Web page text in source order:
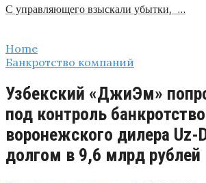
С управляющего взыскали убытки, …
Home
Банкротство компаний
Узбекский «ДжиЭм»
под контроль банкротство
воронежского дилера Uz-
долгом в 9,6 млрд рублей